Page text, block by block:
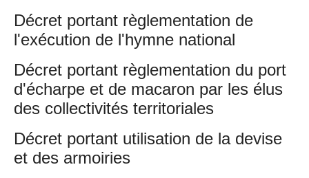
Décret portant règlementation de
l'exécution de l'hymne national
Décret portant règlementation du port
d'écharpe et de macaron par les élus
des collectivités territoriales
Décret portant utilisation de la devise
et des armoiries